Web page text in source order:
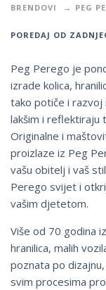
BRENDOVI PEG
POREDAJ OD
Peg Perego je
izrade kolica,
tako potiče i razvoj
lakšim i reflektiraju
Originalne i
proizlaze iz Peg
vašu obitelj i vaš
Perego svijet i
vašim djetetom.
Više od 70 godina
hranilica, malih
poznata po
svim procesima